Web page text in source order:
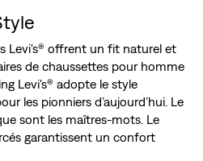
Levi's® offrent un fit naturel et
de chaussettes pour homme
Levi's® adopte le style
les pionniers d’aujourd’hui. Le
sont les maîtres-mots. Le
garantissent un confort